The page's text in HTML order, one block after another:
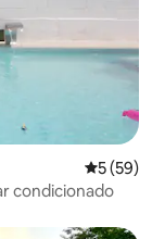
5 de uma
5 (59)
condicionado